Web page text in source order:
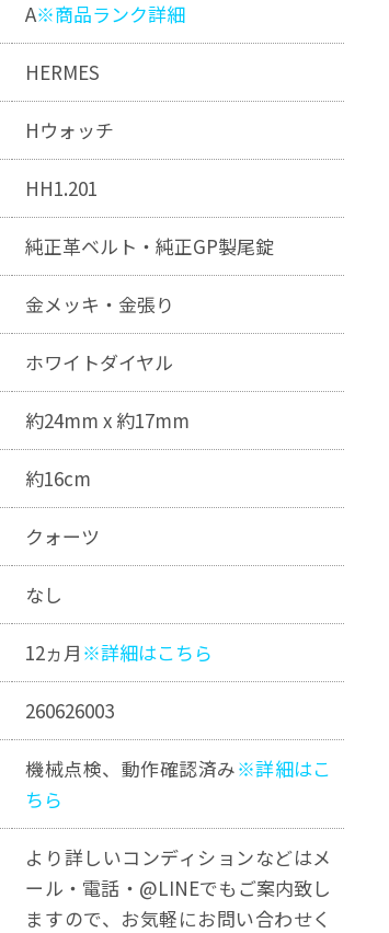
A※商品ランク詳細
HERMES
Hウォッチ
HH1.201
純正革ベルト・純正GP製尾錠
金メッキ・金張り
ホワイトダイヤル
約24mm x 約17mm
約16cm
クォーツ
なし
12ヵ月 ※詳細はこちら
260626003
機械点検、動作確認済み※詳細はこ
ちら
より詳しいコンディションなどはメ
ール・電話・@LINEでもご案内致し
ますので、お気軽にお問い合わせく